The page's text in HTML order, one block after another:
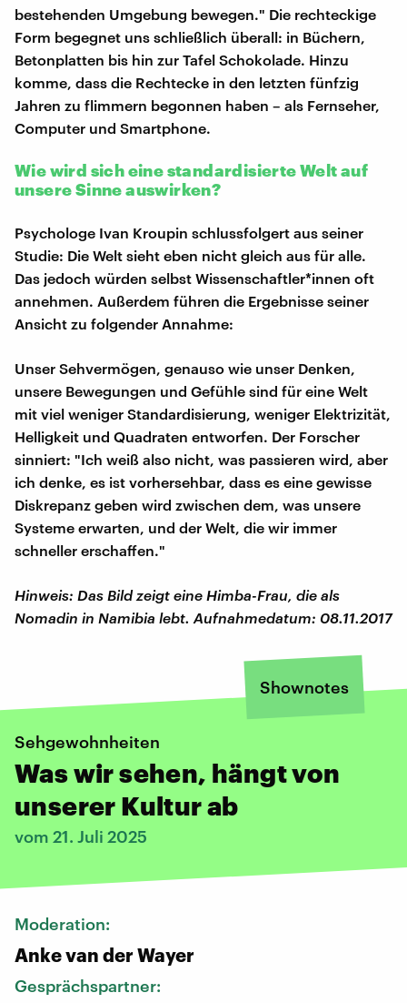
bestehenden Umgebung bewegen." Die rechteckige
Form begegnet uns schließlich überall: in Büchern,
Betonplatten bis hin zur Tafel Schokolade. Hinzu
komme, dass die Rechtecke in den letzten fünfzig
Jahren zu flimmern begonnen haben – als Fernseher,
Computer und Smartphone.
Wie wird sich eine standardisierte Welt auf
unsere Sinne auswirken?
Psychologe Ivan Kroupin schlussfolgert aus seiner
Studie: Die Welt sieht eben nicht gleich aus für alle.
Das jedoch würden selbst Wissenschaftler*innen oft
annehmen. Außerdem führen die Ergebnisse seiner
Ansicht zu folgender Annahme:
Unser Sehvermögen, genauso wie unser Denken,
unsere Bewegungen und Gefühle sind für eine Welt
mit viel weniger Standardisierung, weniger Elektrizität,
Helligkeit und Quadraten entworfen. Der Forscher
sinniert: "Ich weiß also nicht, was passieren wird, aber
ich denke, es ist vorhersehbar, dass es eine gewisse
Diskrepanz geben wird zwischen dem, was unsere
Systeme erwarten, und der Welt, die wir immer
schneller erschaffen."
Hinweis: Das Bild zeigt eine Himba-Frau, die als
Nomadin in Namibia lebt. Aufnahmedatum: 08.11.2017
Shownotes
Sehgewohnheiten
Was wir sehen, hängt von
unserer Kultur ab
vom 21. Juli 2025
Moderation:
Anke van der Wayer
Gesprächspartner: